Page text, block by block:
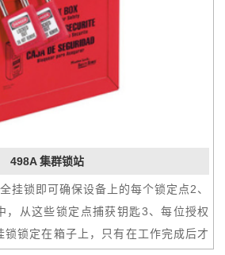
498A 集群锁站
挂锁即可确保设备上的每个锁定点2、
，从这些锁定点捕获钥匙3、每位授权
锁锁定在箱子上，只有在工作完成后才